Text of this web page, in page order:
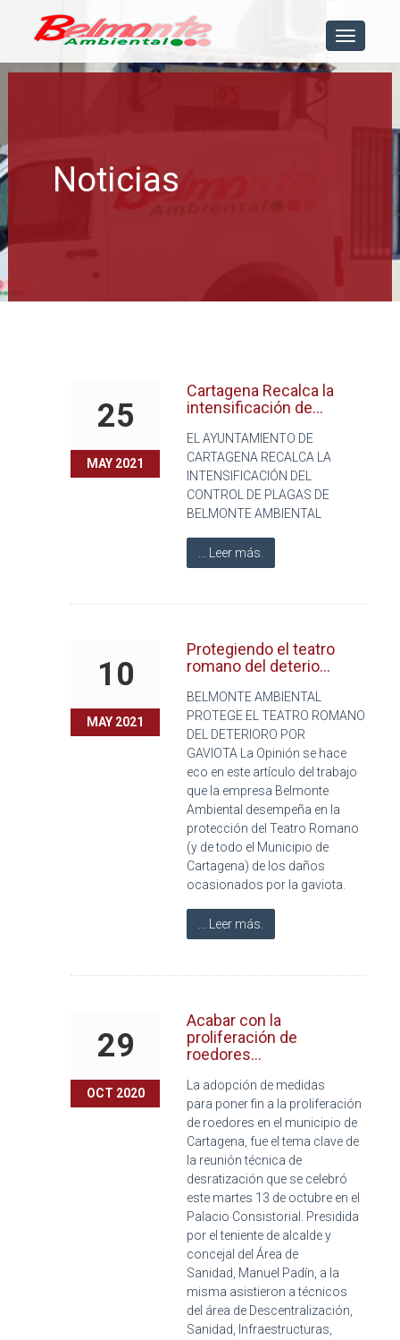
[menu]
Noticias
25
MAY 2021
Cartagena Recalca la
intensificación de...
EL AYUNTAMIENTO DE
CARTAGENA RECALCA LA
INTENSIFICACIÓN DEL
CONTROL DE PLAGAS DE
BELMONTE AMBIENTAL
... Leer más.
10
MAY 2021
Protegiendo el teatro
romano del deterio...
BELMONTE AMBIENTAL
PROTEGE EL TEATRO ROMANO
DEL DETERIORO POR
GAVIOTA La Opinión se hace
eco en este artículo del trabajo
que la empresa Belmonte
Ambiental desempeña en la
protección del Teatro Romano
(y de todo el Municipio de
Cartagena) de los daños
ocasionados por la gaviota.
... Leer más.
29
OCT 2020
Acabar con la
proliferación de
roedores...
La adopción de medidas
para poner fin a la proliferación
de roedores en el municipio de
Cartagena, fue el tema clave de
la reunión técnica de
desratización que se celebró
este martes 13 de octubre en el
Palacio Consistorial. Presidida
por el teniente de alcalde y
concejal del Área de
Sanidad, Manuel Padín, a la
misma asistieron a técnicos
del área de Descentralización,
Sanidad, Infraestructuras,